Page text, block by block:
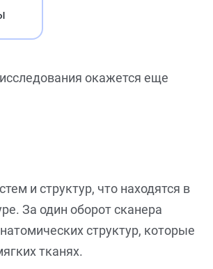
окажется еще
и структур, что находятся в
За один оборот сканера
структур, которые
тканях.